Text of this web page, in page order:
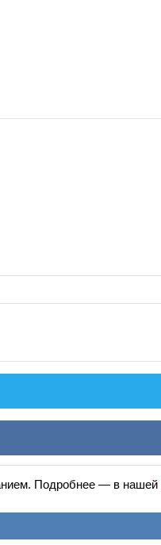
Подробнее — в нашей